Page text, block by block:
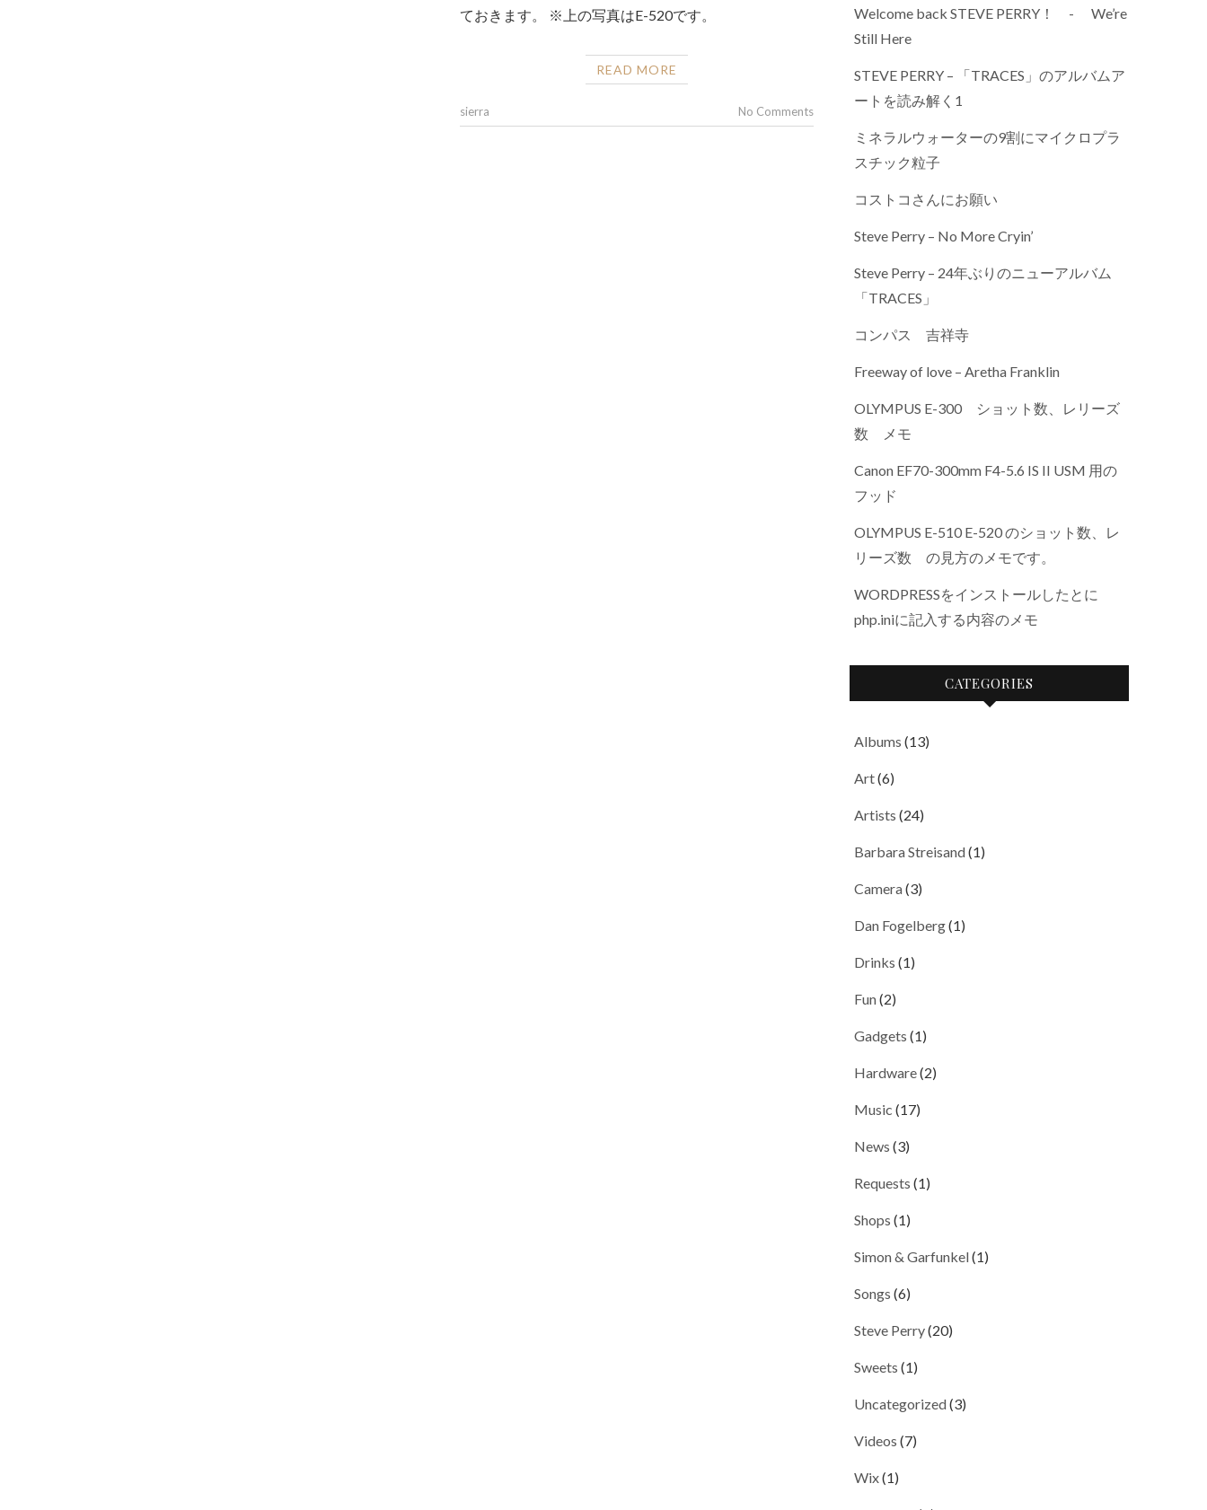
ておきます。 ※上の写真はE-520です。
READ MORE
sierra No Comments
Welcome back STEVE PERRY！ - We’re
Still Here
STEVE PERRY – 「TRACES」のアルバムア
ートを読み解く1
ミネラルウォーターの9割にマイクロプラ
スチック粒子
コストコさんにお願い
Steve Perry – No More Cryin’
Steve Perry – 24年ぶりのニューアルバム
「TRACES」
コンパス 吉祥寺
Freeway of love – Aretha Franklin
OLYMPUS E-300 ショット数、レリーズ
数 メモ
Canon EF70-300mm F4-5.6 IS II USM 用の
フッド
OLYMPUS E-510 E-520 のショット数、レ
リーズ数 の見方のメモです。
WORDPRESSをインストールしたとに
php.iniに記入する内容のメモ
CATEGORIES
Albums (13)
Art(6)
Artists (24)
Barbara Streisand(1)
Camera(3)
Dan Fogelberg(1)
Drinks (1)
Fun(2)
Gadgets (1)
Hardware(2)
Music (17)
News (3)
Requests (1)
Shops (1)
Simon & Garfunkel(1)
Songs (6)
Steve Perry(20)
Sweets (1)
Uncategorized(3)
Videos (7)
Wix(1)